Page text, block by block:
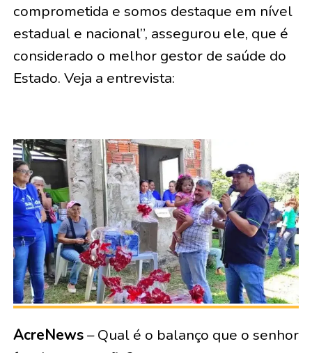
comprometida e somos destaque em nível
estadual e nacional”, assegurou ele, que é
considerado o melhor gestor de saúde do
Estado. Veja a entrevista:
AcreNews– Qual é o balanço que o senhor